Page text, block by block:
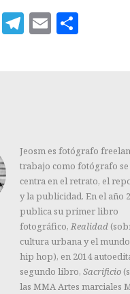
Twitter
Telegram
Email
Jeosm es fotógrafo
trabajo como fotógrafo se
centra en el retrato, el
y la publicidad. En el año
publica su primer libro
fotográfico, Realidad
cultura urbana y el
hip hop), en 2014
segundo libro, Sacrificio
las MMA Artes marciales